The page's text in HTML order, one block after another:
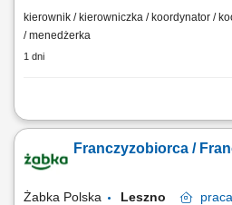
kierownik / kierowniczka / koordynator /
/ menedżerka
1 dni
Główne zadania: Prowadzenie własnej
obsługi. Monitorowanie stanów
Dostosowywanie asortymentu sklepu do
Franczyzobiorca /
Żabka Polska Leszno praca